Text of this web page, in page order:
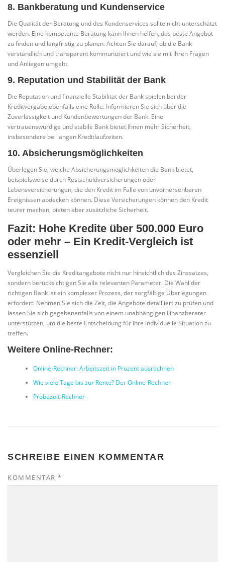
8. Bankberatung und Kundenservice
Die Qualität der Beratung und des Kundenservices sollte nicht unterschätzt
werden. Eine kompetente Beratung kann Ihnen helfen, das beste Angebot
zu finden und langfristig zu planen. Achten Sie darauf, ob die Bank
verständlich und transparent kommuniziert und wie sie mit Ihren Fragen
und Anliegen umgeht.
9. Reputation und Stabilität der Bank
Die Reputation und finanzielle Stabilität der Bank spielen bei der
Kreditvergabe ebenfalls eine Rolle. Informieren Sie sich über die
Zuverlässigkeit und Kundenbewertungen der Bank. Eine
vertrauenswürdige und stabile Bank bietet Ihnen mehr Sicherheit,
insbesondere bei langen Kreditlaufzeiten.
10. Absicherungsmöglichkeiten
Überlegen Sie, welche Absicherungsmöglichkeiten die Bank bietet,
beispielsweise durch Restschuldversicherungen oder
Lebensversicherungen, die den Kredit im Falle von unvorhersehbaren
Ereignissen abdecken können. Diese Versicherungen können den Kredit
teurer machen, bieten aber zusätzliche Sicherheit.
Fazit: Hohe Kredite über 500.000 Euro
oder mehr – Ein Kredit-Vergleich ist
essenziell
Vergleichen Sie die Kreditangebote nicht nur hinsichtlich des Zinssatzes,
sondern berücksichtigen Sie alle relevanten Parameter. Die Wahl der
richtigen Bank ist ein komplexer Prozess, der sorgfältige Überlegungen
erfordert. Nehmen Sie sich die Zeit, die Angebote detailliert zu prüfen und
lassen Sie sich gegebenenfalls von einem unabhängigen Finanzberater
unterstützen, um die beste Entscheidung für Ihre individuelle Situation zu
treffen.
Weitere Online-Rechner:
Online-Rechner: Arbeitszeit in Prozent ausrechnen
Wie viele Tage bis zur Rente? Der Online-Rechner
Probezeit-Rechner
SCHREIBE EINEN KOMMENTAR
KOMMENTAR *